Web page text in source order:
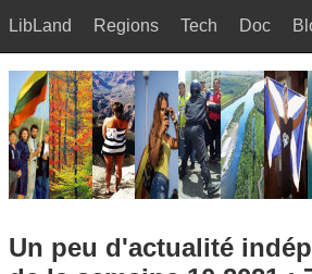
LibLand Regions Tech Doc
Un peu d'actualité